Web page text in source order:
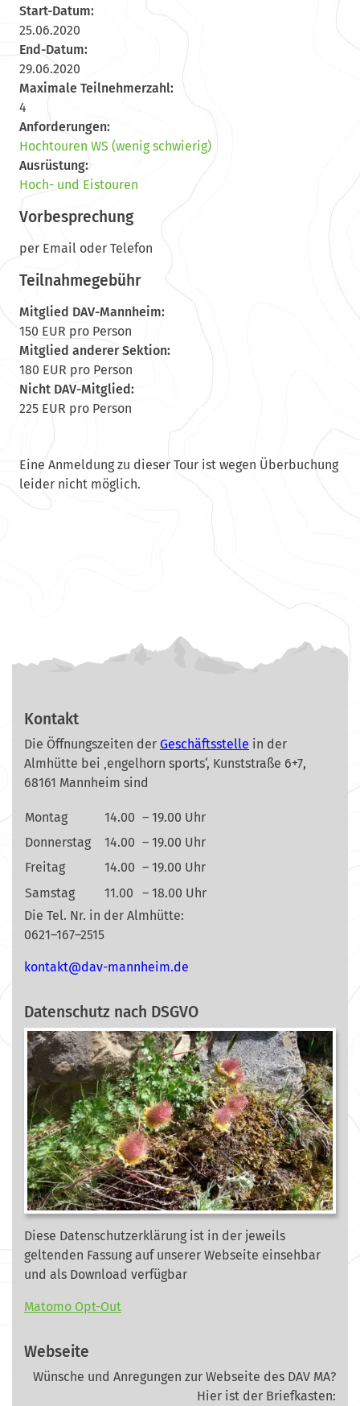
Start-Datum:
25.06.2020
End-Datum:
29.06.2020
Maximale Teilnehmerzahl:
4
Anforderungen:
Hochtouren WS (wenig schwierig)
Ausrüstung:
Hoch- und Eistouren
Vorbesprechung
per Email oder Telefon
Teilnahmegebühr
Mitglied DAV-Mannheim:
150 EUR pro Person
Mitglied anderer Sektion:
180 EUR pro Person
Nicht DAV-Mitglied:
225 EUR pro Person
Eine Anmeldung zu dieser Tour ist wegen Überbuchung
leider nicht möglich.
Kontakt
Die Öffnungszeiten der Geschäftsstelle in der
Almhütte bei ‚engelhorn sports‘, Kunststraße 6+7,
68161 Mannheim sind
Montag 14.00 – 19.00 Uhr
Donnerstag
14.00 – 19.00 Uhr
Freitag
14.00 – 19.00 Uhr
Samstag
11.00
– 18.00 Uhr
Die Tel. Nr. in der Almhütte:
0621–167–2515
ed.mi
ehnna
m-vad
@tkat
nok
Datenschutz nach DSGVO
Diese Datenschutzerklärung ist in der jeweils
geltenden Fassung auf unserer Webseite einsehbar
und als Download verfügbar
Matomo Opt-Out
Webseite
Wünsche und Anregungen zur Webseite des DAV MA?
Hier ist der Briefkasten: